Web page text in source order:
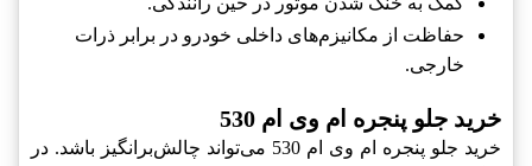
حفاظت از مکانیزم‌های داخلی خودرو در برابر ذرات
خارجی.
خرید جلو پنجره ام وی ام 530
خرید جلو پنجره ام وی ام 530 می‌تواند چالش‌برانگیز باشد. در